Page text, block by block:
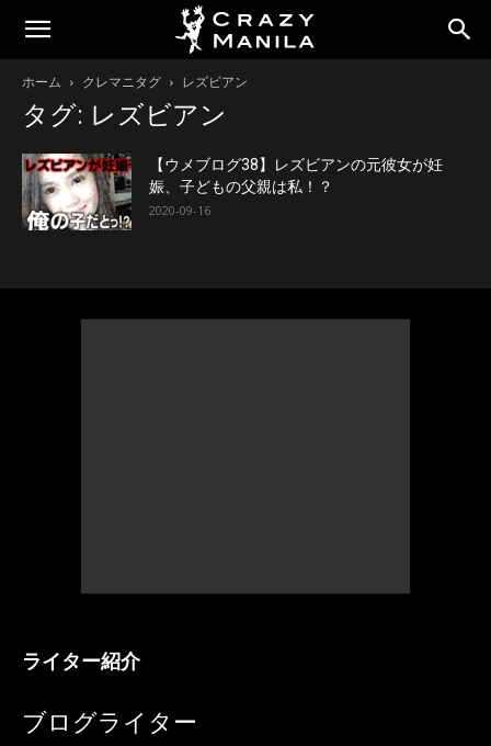
ホーム クレマニタグ レズビアン
タグ: レズビアン
【ウメブログ38】レズビアンの元彼女が妊
娠、子どもの父親は私！？
2020-09-16
ライター紹介
ブログライター